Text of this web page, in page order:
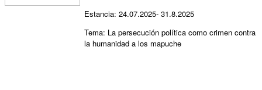
Estancia: 24.07.2025- 31.8.2025
Tema: La persecución política como crimen contra
la humanidad a los mapuche